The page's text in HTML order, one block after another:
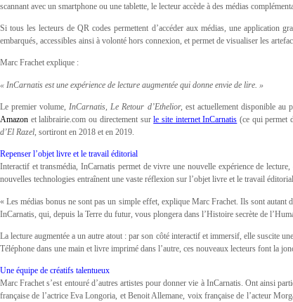
scannant avec un smartphone ou une tablette, le lecteur accède à des médias
Si tous les lecteurs de QR codes permettent d’accéder aux médias, une application
embarqués, accessibles ainsi à volonté hors connexion, et permet de visualiser les
Marc Frachet explique :
« InCarnatis est une expérience de lecture augmentée qui donne envie de lire. »
Le premier volume,InCarnatis, Le Retour d’Ethelior, est actuellement disponible
Amazon et lalibrairie.com ou directement surle site internet InCarnatis (ce qui permet
d’El Razel, sortiront en 2018 et en 2019.
Repenser l’objet livre et le travail éditorial
Interactif et transmédia, InCarnatis permet de vivre une nouvelle expérience de
nouvelles technologies entraînent une vaste réflexion sur l’objet livre et le travail
« Les médias bonus ne sont pas un simple effet, explique Marc Frachet. Ils sont
InCarnatis, qui, depuis la Terre du futur, vous plongera dans l’Histoire secrète de
La lecture augmentée a un autre atout : par son côté interactif et immersif, elle suscite
Téléphone dans une main et livre imprimé dans l’autre, ces nouveaux lecteurs font la
Une équipe de créatifs talentueux
Marc Frachet s’est entouré d’autres artistes pour donner vie à InCarnatis. Ont ainsi
française de l’actrice Eva Longoria, et Benoit Allemane, voix française de l’acteur